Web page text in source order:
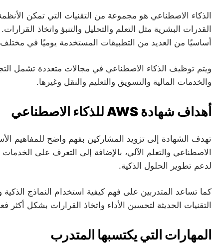
الذكاء الاصطناعي هو مجموعة من التقنيات التي تمكن
القدرات البشرية مثل التعلم والتحليل والتنبؤ واتخاذ
أساسيًا من العديد من التطبيقات المستخدمة يوميًا في
ويتم توظيف الذكاء الاصطناعي في مجالات متعددة تشمل
والخدمات المالية والتسويق والتعليم والنقل وغيرها.
أهداف شهادة AWS للذكاء الاصطناعي
تهدف الشهادة إلى تزويد المشاركين بفهم واضح للمفاهيم
لدعم تطوير الحلول الذكية.
كما تساعد المتدربين على فهم كيفية استخدام النماذج الذكية
التقنيات الحديثة لتحسين الأداء واتخاذ القرارات بشكل أكثر
المهارات التي يكتسبها المتدرب